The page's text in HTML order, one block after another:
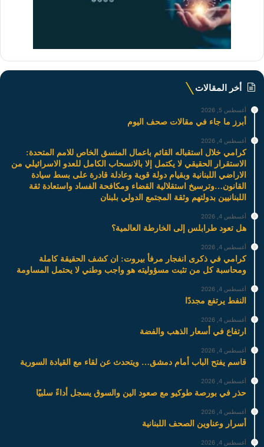
أخر المقالات
أغسطس 5, 2026
أبرز ما جاء في مقالات صحف اليوم
أغسطس 4, 2026
كرامي خلال استقباله القائم باعمال المنسق الخاص للامم المتحدة:
الاستقرار الحقيقي لا يكتمل إلا بالانسحاب الكامل للعدو الاسرائيلي من
الاراضي اللبنانية وبقيام دولة قوية وعادلة قادرة على بسط سيادة
القانون…وترسيخ استقلالية القضاء ومكافحة الفساد واستعادة ثقة
اللبنانيين بدولتهم وثقة المجتمع الدولي بلبنان
أغسطس 4, 2026
هل تعود طرابلس إلى الخارطة العالمية؟
أغسطس 4, 2026
كرامي في ذكرى انفجار مرفأ بيروت: ان كشف الحقيقة كاملة
ومحاسبة كل من تثبت مسؤوليته هو واجب وطني لا يحتمل المساومة
أغسطس 4, 2026
النفط يرتفع مجددًا
أغسطس 4, 2026
ارتفاع في أسعار الذهب والفضة
أغسطس 4, 2026
قاسم يفتح الباب أمام دمشق… ويتحدث عن لقاء مع القيادة السورية
أغسطس 4, 2026
حذر في بورصة طوكيو مع صعود الين والسوق يسجل أداءً سلبيًا
أغسطس 4, 2026
أسرار وعناوين الصحف اللبنانية
أغسطس 4, 2026